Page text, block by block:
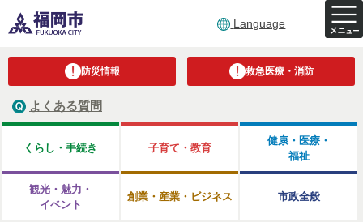
Language
防災情報 救急医療・消防
よくある質問
くらし・手続き 子育て・教育
健康・医療・
福祉
観光・魅力・
イベント
創業・産業・ビジネス 市政全般